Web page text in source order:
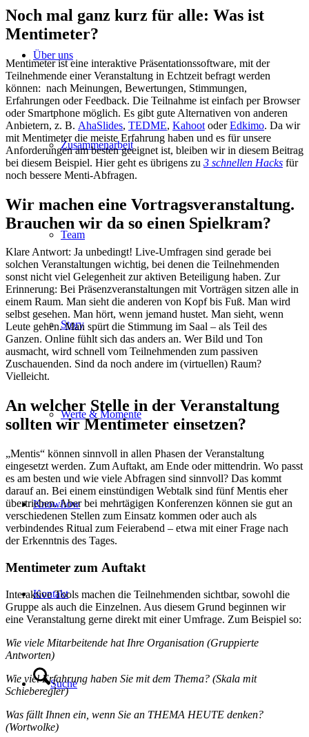
Über uns
Zusammenarbeit
Team
Story
Werte & Momente
Knowhow
Kontakt
Suche
Noch mal ganz kurz für alle: Was ist
Mentimeter?
Mentimeter ist eine interaktive Präsentationssoftware, mit der
Teilnehmende einer Veranstaltung in Echtzeit befragt werden
können: nach Meinungen, Bewertungen, Stimmungen,
Erfahrungen oder Feedback. Die Teilnahme ist einfach per Browser
oder Smartphone möglich. Es gibt gute Alternativen von anderen
Anbietern, z. B. AhaSlides, TEDME, Kahoot oderEdkimo. Da wir
mit Mentimeter die meiste Erfahrung haben und es für unsere
Anforderungen am besten geeignet ist, bleiben wir in diesem Beitrag
bei diesem Beispiel. Hier geht es übrigens zu 3 schnellen Hacks für
noch bessere Menti-Abfragen.
Wir machen eine Vortragsveranstaltung.
Brauchen wir da so einen Spielkram?
Klare Antwort: Ja unbedingt! Live-Umfragen sind gerade bei
solchen Veranstaltungen wichtig, bei denen die Teilnehmenden
sonst nicht viel Gelegenheit zur aktiven Beteiligung haben. Zur
Erinnerung: Bei Präsenzveranstaltungen mit Vorträgen sitzen alle in
einem Raum. Man sieht die anderen von Kopf bis Fuß. Man wird
selbst gesehen. Man hört, wenn jemand hustet. Man sieht, wenn
Leute gehen. Man spürt die Stimmung im Saal – als Teil des
Ganzen. Online fühlt sich das anders an. Wer Bild und Ton
ausmacht, wird schnell vom Teilnehmenden zum passiven
Zuschauenden. Sind da noch andere im (virtuellen) Raum?
Vielleicht.
An welcher Stelle in der Veranstaltung
sollten wir Mentimeter einsetzen?
„Mentis“ können sinnvoll in allen Phasen der Veranstaltung
eingesetzt werden. Zum Auftakt, am Ende oder mittendrin. Wo passt
es am besten und wie viele Abfragen sind sinnvoll? Das kommt
darauf an. Bei einem einstündigen Webtalk sind fünf Mentis eher
übertrieben. Aber bei mehrtägigen Konferenzen können sie gut an
verschiedenen Stellen zum Einsatz kommen oder auch als
verbindendes Ritual zum Feierabend – etwa mit einer Frage nach
der Erkenntnis des Tages.
Mentimeter zum Auftakt
Interaktive Tools machen die Teilnehmenden sichtbar, sowohl die
Gruppe als auch die Einzelnen. Aus diesem Grund beginnen wir
eine Veranstaltung gerne direkt mit einer Umfrage. Zum Beispiel so:
Wie viele Mitarbeitende hat Ihre Organisation (Gruppierte
Antworten)
Wie viel Erfahrung haben Sie mit dem Thema? (Skala mit
Schieberegler)
Was fällt Ihnen ein, wenn Sie an THEMA HEUTE denken?
(Wortwolke)